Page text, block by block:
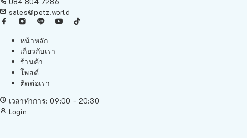
sales@petz.world
หน้าหลัก
เกี่ยวกับเรา
ร้านค้า
โพสต์
ติดต่อเรา
เวลาทำการ: 09:00 - 20:30
Login